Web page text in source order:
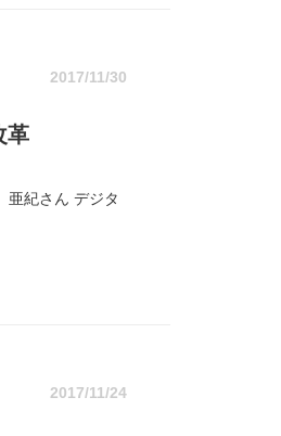
2017/11/30
革
紀さん デジタ
2017/11/24